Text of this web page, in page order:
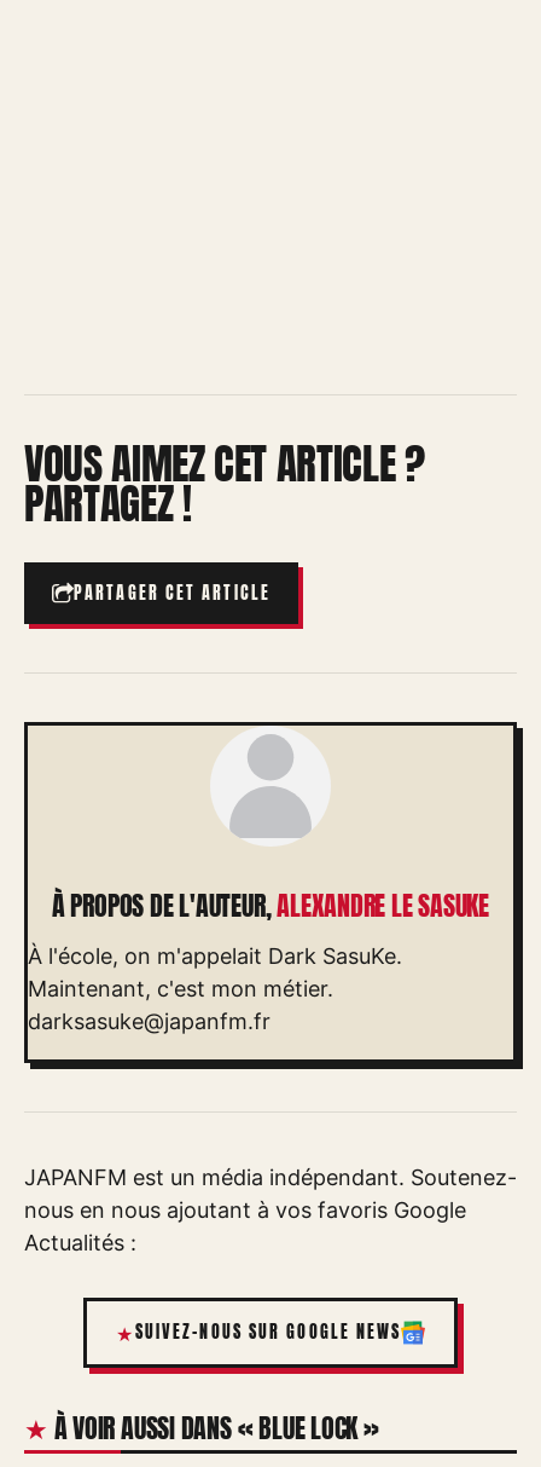
VOUS AIMEZ CET ARTICLE ?
PARTAGEZ !
PARTAGER CET ARTICLE
À PROPOS DE L'AUTEUR,ALEXANDRE LE SASUKE
À l'école, on m'appelait Dark SasuKe.
Maintenant, c'est mon métier.
darksasuke@japanfm.fr
JAPANFM est un média indépendant. Soutenez-
nous en nous ajoutant à vos favoris Google
Actualités :
SUIVEZ-NOUS SUR GOOGLE NEWS
À VOIR AUSSI DANS « BLUE LOCK »